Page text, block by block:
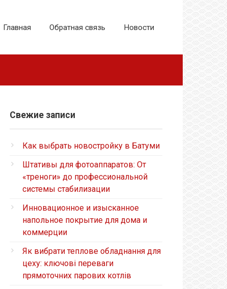
Главная Обратная связь Новости
Свежие записи
Как выбрать новостройку в Батуми
Штативы для фотоаппаратов: От
«треноги» до профессиональной
системы стабилизации
Инновационное и изысканное
напольное покрытие для дома и
коммерции
Як вибрати теплове обладнання для
цеху: ключові переваги
прямоточних парових котлів